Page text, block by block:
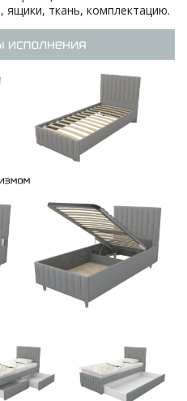
ткань, комплектацию.